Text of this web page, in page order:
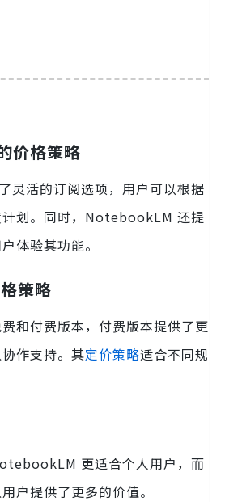
价格策略
活的订阅选项，用户可以根据
计划。同时，NotebookLM 还提
体验其功能。
策略
和付费版本，付费版本提供了更
作支持。其定价策略适合不同规
更适合个人用户，而
户提供了更多的价值。